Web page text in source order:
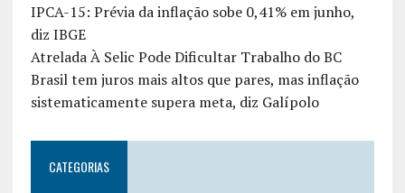
IPCA-15: Prévia da inflação sobe 0,41% em junho,
diz IBGE
Atrelada À Selic Pode Dificultar Trabalho do BC
Brasil tem juros mais altos que pares, mas inflação
sistematicamente supera meta, diz Galípolo
CATEGORIAS